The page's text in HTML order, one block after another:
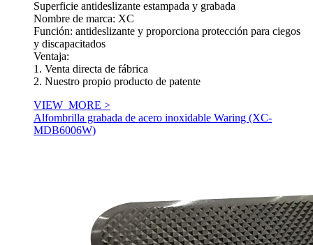
Superficie antideslizante estampada y grabada
Nombre de marca: XC
Función: antideslizante y proporciona protección para ciegos
y discapacitados
Ventaja:
1. Venta directa de fábrica
2. Nuestro propio producto de patente
VIEW_MORE >
Alfombrilla grabada de acero inoxidable Waring (XC-
MDB6006W)